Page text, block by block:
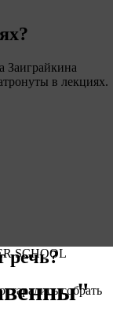
SCHOOL
Заиграйкина
в лекциях.
речь?
собрать